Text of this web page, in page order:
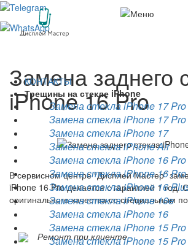
КОНТАКТЫ
Трещины на стекле iPhone
Замена стекла iPhone 17 Pro
Замена стекла iPhone 17 Pro
Замена стекла iPhone 17
Замена стекла iPhone Air
Замена стекла iPhone 16 Pro
Замена стекла iPhone 16 Pro
Замена стекла iPhone 16
Замена стекла iPhone 16e
Замена стекла iPhone 16
Замена стекла iPhone 15 Pro
Замена стекла iPhone 15 Pro
Замена заднего
iPhone 16 Pro
В сервисном центре“Дисплей Мастер”
iPhone 16 Pro делается с гарантией 1 год.
оригинального качества со специальным
Ремонт при клиенте